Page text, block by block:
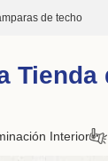
de techo
Tienda
Interior